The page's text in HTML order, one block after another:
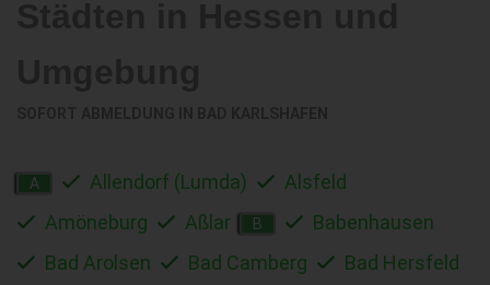
A Allendorf (Lumda)
Alsfeld
Amöneburg
Aßlar B
Babenhausen
Bad Arolsen
Bad Camberg
Bad Hersfeld